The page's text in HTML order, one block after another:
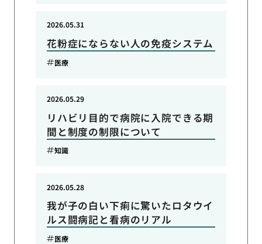
花粉症にならない人の免疫システム
2026.05.31
医療
リハビリ目的で病院に入院できる期
間と制度の制限について
2026.05.29
知識
我が子の白い下痢に驚いたロタウイ
ルス闘病記と看病のリアル
2026.05.28
医療